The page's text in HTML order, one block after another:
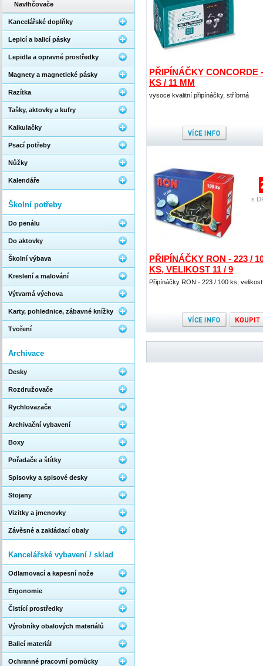
PŘIPÍNÁČKY CONCORDE
KS / 11 MM
vysoce kvalitní připínáčky, stříbrná
PŘIPÍNÁČKY RON - 223 /
KS, VELIKOST 11 / 9
Připínáčky RON - 223 / 100 ks, velikost
s
Navlhčovače
Kancelářské doplňky
Lepicí a balicí pásky
Lepidla a opravné prostředky
Magnety a magnetické pásky
Razítka
Tašky, aktovky a kufry
Kalkulačky
Psací potřeby
Nůžky
Kalendáře
Školní potřeby
Do penálu
Do aktovky
Školní výbava
Kreslení a malování
Výtvarná výchova
Karty, pohlednice, zábavné knížky
Tvoření
Archivace
Desky
Rozdružovače
Rychlovazače
Archivační vybavení
Boxy
Pořadače a štítky
Spisovky a spisové desky
Stojany
Vizitky a jmenovky
Závěsné a zakládací obaly
Kancelářské vybavení / sklad
Odlamovací a kapesní nože
Ergonomie
Čistící prostředky
Výrobníky obalových materiálů
Balicí materiál
Ochranné pracovní pomůcky